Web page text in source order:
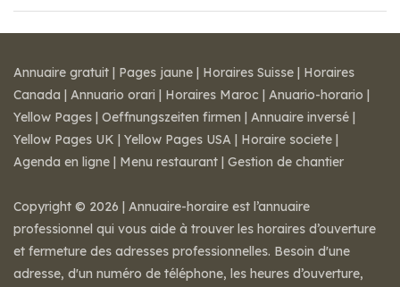
Annuaire gratuit | Pages jaune | Horaires Suisse | Horaires
Canada | Annuario orari | Horaires Maroc | Anuario-horario |
Yellow Pages | Oeffnungszeiten firmen | Annuaire inversé |
Yellow Pages UK | Yellow Pages USA | Horaire societe |
Agenda en ligne | Menu restaurant | Gestion de chantier
Copyright © 2026 | Annuaire-horaire est l’annuaire
professionnel qui vous aide à trouver les horaires d’ouverture
et fermeture des adresses professionnelles. Besoin d'une
adresse, d'un numéro de téléphone, les heures d’ouverture,